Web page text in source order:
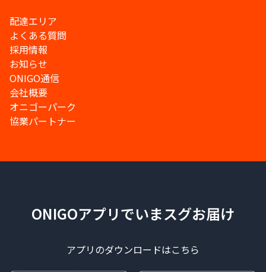
配達エリア
よくある質問
採用情報
お知らせ
ONIGO通信
会社概要
オニゴーパーク
協業パートナー
ONIGOアプリでいまスグお届け
アプリのダウンロードはこちら